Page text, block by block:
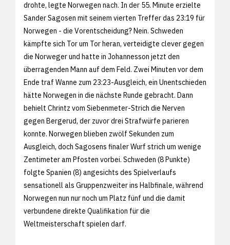
drohte, legte Norwegen nach. In der 55. Minute erzielte
Sander Sagosen mit seinem vierten Treffer das 23:19 für
Norwegen - die Vorentscheidung? Nein. Schweden
kämpfte sich Tor um Tor heran, verteidigte clever gegen
die Norweger und hatte in Johannesson jetzt den
überragenden Mann auf dem Feld. Zwei Minuten vor dem
Ende traf Wanne zum 23:23-Ausgleich, ein Unentschieden
hätte Norwegen in die nächste Runde gebracht. Dann
behielt Chrintz vom Siebenmeter-Strich die Nerven
gegen Bergerud, der zuvor drei Strafwürfe parieren
konnte. Norwegen blieben zwölf Sekunden zum
Ausgleich, doch Sagosens finaler Wurf strich um wenige
Zentimeter am Pfosten vorbei. Schweden (8 Punkte)
folgte Spanien (8) angesichts des Spielverlaufs
sensationell als Gruppenzweiter ins Halbfinale, während
Norwegen nun nur noch um Platz fünf und die damit
verbundene direkte Qualifikation für die
Weltmeisterschaft spielen darf.